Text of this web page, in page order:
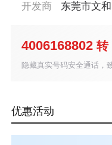
开发商
东莞市文
4006168802 转
隐藏真实号码安全通话，
优惠活动